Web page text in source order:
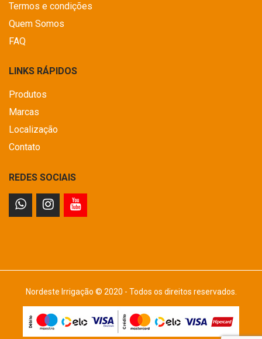
Termos e condições
Quem Somos
FAQ
LINKS RÁPIDOS
Produtos
Marcas
Localização
Contato
REDES SOCIAIS
Nordeste Irrigação © 2020 - Todos os direitos reservados.